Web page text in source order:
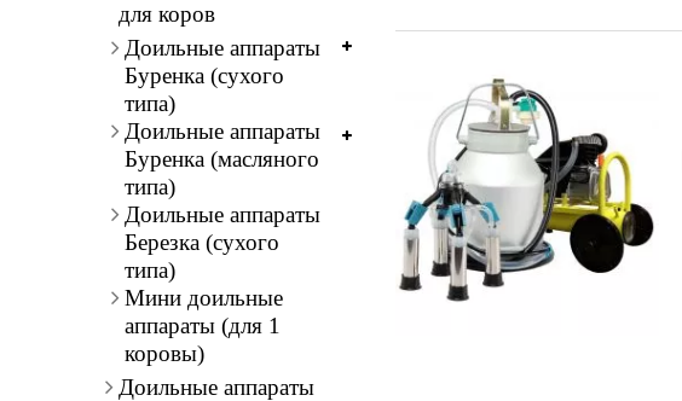
для коров
Доильные аппараты
Буренка (сухого
типа)
Доильные аппараты
Буренка (масляного
типа)
Доильные аппараты
Березка (сухого
типа)
Мини доильные
аппараты (для 1
коровы)
Доильные аппараты